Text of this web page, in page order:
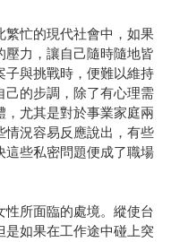
繁忙的現代社會中，如果
力，讓自己隨時隨地皆
子與挑戰時，便難以維持
己的步調，除了有心理需
尤其是對於事業家庭兩
情況容易反應說出，有些
這些私密問題便成了職場
所面臨的處境。縱使台
是如果在工作途中碰上突